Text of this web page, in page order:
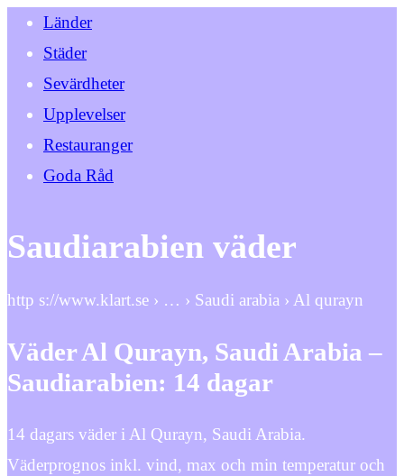
Länder
Städer
Sevärdheter
Upplevelser
Restauranger
Goda Råd
Saudiarabien väder
http s://www.klart.se › … › Saudi arabia › Al qurayn
Väder Al Qurayn, Saudi Arabia –
Saudiarabien: 14 dagar
14 dagars väder i Al Qurayn, Saudi Arabia.
Väderprognos inkl. vind, max och min temperatur och